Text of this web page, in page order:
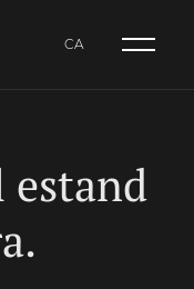
CA
estand